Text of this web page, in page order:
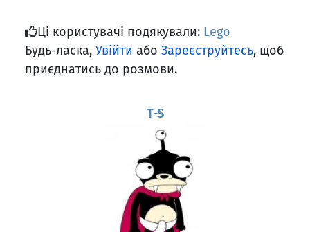
Ці користувачі подякували: Lego
Будь-ласка, Увійти або Зареєструйтесь, щоб
приєднатись до розмови.
T-S